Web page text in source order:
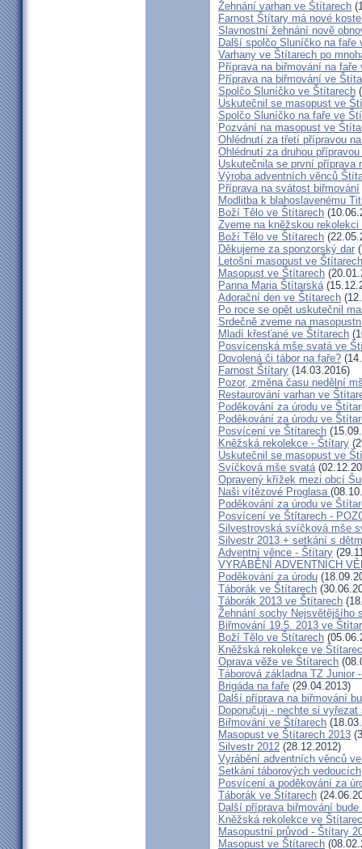
Žehnání varhan ve Štítarech
Farnost Štítary má nové
Slavnostní žehnání nově
Další spolčo Sluníčko na faře
Varhany ve Štítarech po
Příprava na biřmování na
Příprava na biřmování ve
Spolčo Sluníčko ve Štítarech
Uskutečnil se masopust ve
Spolčo Sluníčko na faře ve
Pozvání na masopust ve
Ohlédnutí za třetí přípravou
Ohlédnutí za druhou
Uskutečnila se první příprava
Výroba adventních věnců
Příprava na svátost biřmování
Modlitba k blahoslavenému
Boží Tělo ve Štítarech
Zveme na kněžskou
Boží Tělo ve Štítarech
Děkujeme za sponzorský dar
Letošní masopust ve
Masopust ve Štítarech
Panna Maria Štítarská
Adorační den ve Štítarech
Po roce se opět uskutečnil
Srdečně zveme na
Mladí křesťané ve Štítarech
Posvícenská mše svatá ve
Dovolená či tábor na faře?
Farnost Štítary (14.03.2016)
Pozor, změna času nedělní
Restaurování varhan ve
Poděkování za úrodu ve
Poděkování za úrodu ve
Posvícení ve Štítarech
Kněžská rekolekce - Štítary
Uskutečnil se masopust ve
Svíčková mše svatá
Opravený křížek mezi obcí
Naši vítězové Proglasa
Poděkování za úrodu ve
Posvícení ve Štítarech -
Silvestrovská svíčková mše
Silvestr 2013 + setkání s
Adventní věnce - Štítary
VYRÁBĚNÍ ADVENTNÍCH
Poděkování za úrodu
Táborák ve Štítarech
Táborák 2013 ve Štítarech
Žehnání sochy Nejsvětějšího
Biřmování 19.5. 2013 ve
Boží Tělo ve Štítarech
Kněžská rekolekce ve
Oprava věže ve Štítarech
Táborová základna TZ Junior
Brigáda na faře (29.04.2013)
Další příprava na biřmování
Doporučuji - nechte si vyřezat
Biřmování ve Štítarech
Masopust ve Štítarech 2013
Silvestr 2012 (28.12.2012)
Vyrábění adventních věnců
Setkání táborových vedoucích
Posvícení a poděkování za
Táborák ve Štítarech
Další příprava biřmování
Kněžská rekolekce ve
Masopustní průvod - Štítary
Masopust ve Štítarech